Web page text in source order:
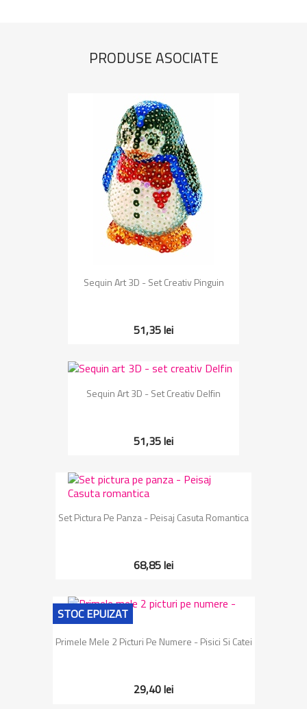
PRODUSE ASOCIATE
Sequin Art 3D - Set Creativ Pinguin
51,35 lei
Sequin Art 3D - Set Creativ Delfin
51,35 lei
Set Pictura Pe Panza - Peisaj Casuta Romantica
68,85 lei
Primele Mele 2 Picturi Pe Numere - Pisici Si Catei
29,40 lei
STOC EPUIZAT